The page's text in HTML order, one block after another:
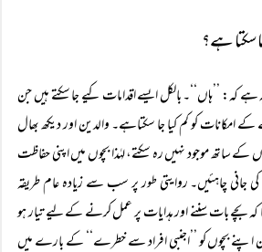
سکتا ہے؟
کہ: ’’ہاں‘‘۔ بالکل ایسے اقدامات کیے جا سکتے ہیں جن
امکانات کو کم کیا جا سکتاہے۔ والدین اور دیکھ بھال
ساتھ موجود نہیں رہ سکتے، لہٰذا بچوں میں اپنی حفاظت
جانی چاہئیں۔ روایتی طور پر سب سے زیادہ عام طریقہ
بچے بات سننے اور ہدایات پر عمل کرنے کے لیے تیار ہو
اپنے بچوں کو ’’اجنبی افراد سے خطرے‘‘ کے بارے میں